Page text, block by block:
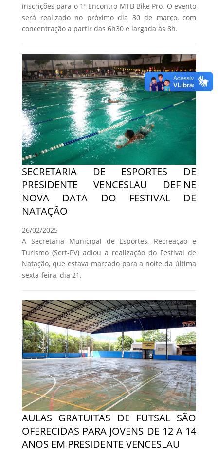
inscrições para o 1º Encontro MTB Bike Pro. O evento
será realizado no próximo dia 30 de março, com
concentração a partir das 6h30 e largada às 8h.
SECRETARIA DE ESPORTES DE
PRESIDENTE VENCESLAU DEFINE
NOVA DATA DO FESTIVAL DE
NATAÇÃO
26/02/2025
A Secretaria Municipal de Esportes, Recreação e
Turismo (Sert-PV) adiou a realização do Festival de
Natação, que estava marcado para a noite da última
sexta-feira, dia 21.
AULAS GRATUITAS DE FUTSAL SÃO
OFERECIDAS PARA JOVENS DE 12 A 14
ANOS EM PRESIDENTE VENCESLAU